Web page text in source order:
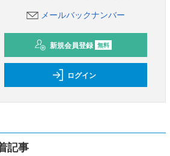
メールバックナンバー
新規会員登録 無料
ログイン
記事